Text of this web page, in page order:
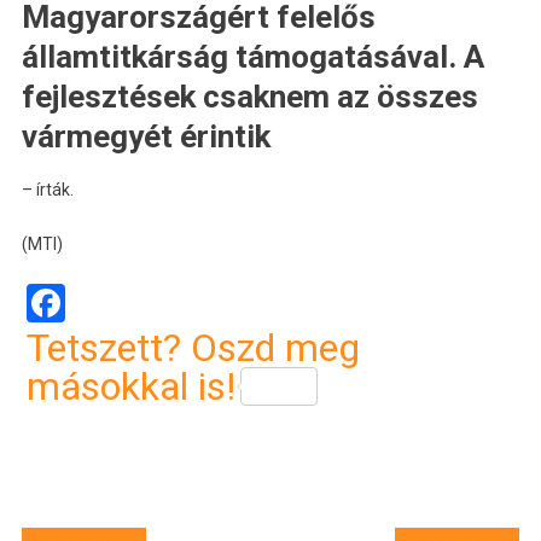
Magyarországért felelős
államtitkárság támogatásával. A
fejlesztések csaknem az összes
vármegyét érintik
– írták.
(MTI)
Facebook
Tetszett? Oszd meg
másokkal is!